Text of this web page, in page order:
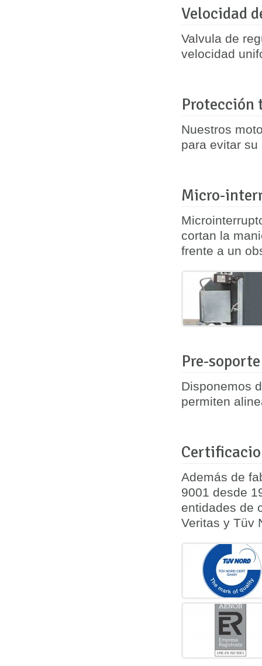
Velocidad
Valvula de
velocidad
Protección
Nuestros
para evitar
Micro-
cortan la
frente a un
Pre-
Disponemos
permiten
Además de
9001 desde
entidades de
Veritas y Tüv